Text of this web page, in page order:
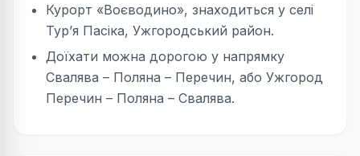
Курорт «Воєводино», знаходиться у селі
Тур’я Пасіка, Ужгородський район.
Доїхати можна дорогою у напрямку
Свалява – Поляна – Перечин, або Ужгород
Перечин – Поляна – Свалява.